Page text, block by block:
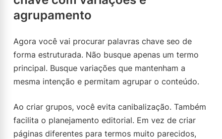
agrupamento
Agora você vai procurar palavras chave seo de
forma estruturada. Não busque apenas um termo
principal. Busque variações que mantenham a
mesma intenção e permitam agrupar o conteúdo.
Ao criar grupos, você evita canibalização. Também
facilita o planejamento editorial. Em vez de criar
páginas diferentes para termos muito parecidos,